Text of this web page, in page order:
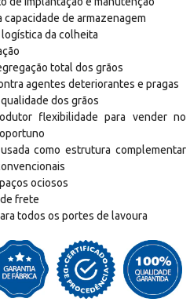
capacidade de armazenagem
da colheita
total dos grãos
agentes deteriorantes e pragas
dos grãos
flexibilidade para vender no
como estrutura complementar
ociosos
frete
todos os portes de lavoura